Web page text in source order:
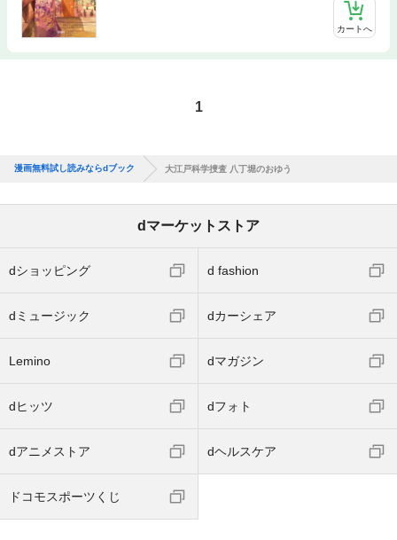
カートへ
1
漫画無料試し読みならdブック 大江戸科学捜査 八丁堀のおゆう
dマーケットストア
dショッピング d fashion
dミュージック dカーシェア
Lemino dマガジン
dヒッツ dフォト
dアニメストア dヘルスケア
ドコモスポーツくじ